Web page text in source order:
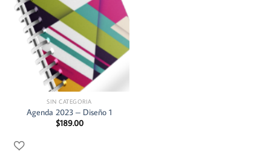
SIN CATEGORIA
Agenda 2023 – Diseño 1
$189.00